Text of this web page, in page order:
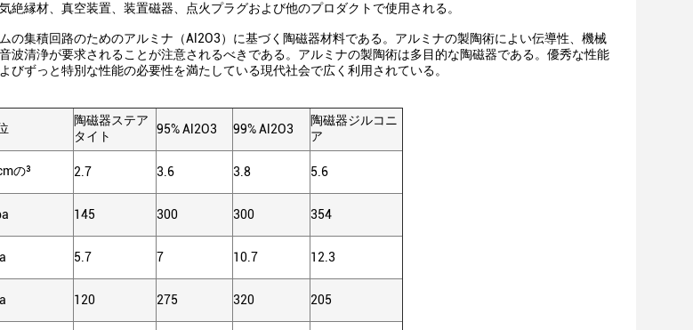
絶縁材、真空装置、装置磁器、点火プラグおよび他のプロダクトで使用される。
の集積回路のためのアルミナ（Al2O3）に基づく陶磁器材料である。アルミナの製陶術によい伝導性、機械
波清浄が要求されることが注意されるべきである。アルミナの製陶術は多目的な陶磁器である。優秀な性能
びずっと特別な性能の必要性を満たしている現代社会で広く利用されている。
陶磁器ステア
タイト
95% Al2O3 99% Al2O3
陶磁器ジルコニ
ア
の³ 2.7 3.6 3.8 5.6
145 300 300 354
5.7 7 10.7 12.3
120 275 320 205